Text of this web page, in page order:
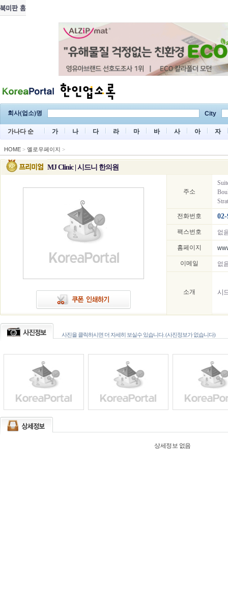
회사(업소)명 City
가나다 순 가 나 다 라 마 바 사 아 자
HOME > 옐로우페이지 >
MJ Clinic | 시드니 한의원
주소
전화번호 02-
팩스번호 없
홈페이지
이메일 없
소개 시
사진을 클릭하시면 더 자세히 보실수 있습니다. (사진정보가 없습니다)
상세정보 없음